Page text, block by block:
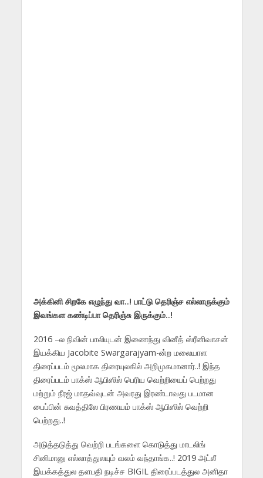
அக்கினி சிறகே எழுந்து வா..! பாட்டு தெரிஞ்ச எல்லாருக்கும்
இவங்கள கண்டிப்பா தெரிஞ்சு இருக்கும்..!
2016 –ல நிவின் பாலியுடன் இணைந்து வினீத் ஸ்ரீனிவாசன்
இயக்கிய Jacobite Swargarajyam-ன்ற மலையாள
திரைப்படம் மூலமாக திரையுலகில் அறிமுகமானார்..! இந்த
திரைப்படம் பாக்ஸ் ஆபிஸில் பெரிய வெற்றியைப் பெற்றது
மற்றும் நீரஜ் மாதவ்வுடன் அவரது இரண்டாவது படமான
பைப்பின் சுவத்திலே பிரணயம் பாக்ஸ் ஆபிஸில் வெற்றி
பெற்றது..!
அடுத்தடுத்து வெற்றி படங்களை கொடுத்து மாடலிங்
சினிமானு எல்லாத்துலயும் வலம் வந்தாங்க..! 2019 அட்லீ
இயக்கத்துல தளபதி நடிச்ச BIGIL திரைப்படத்துல அனிதா